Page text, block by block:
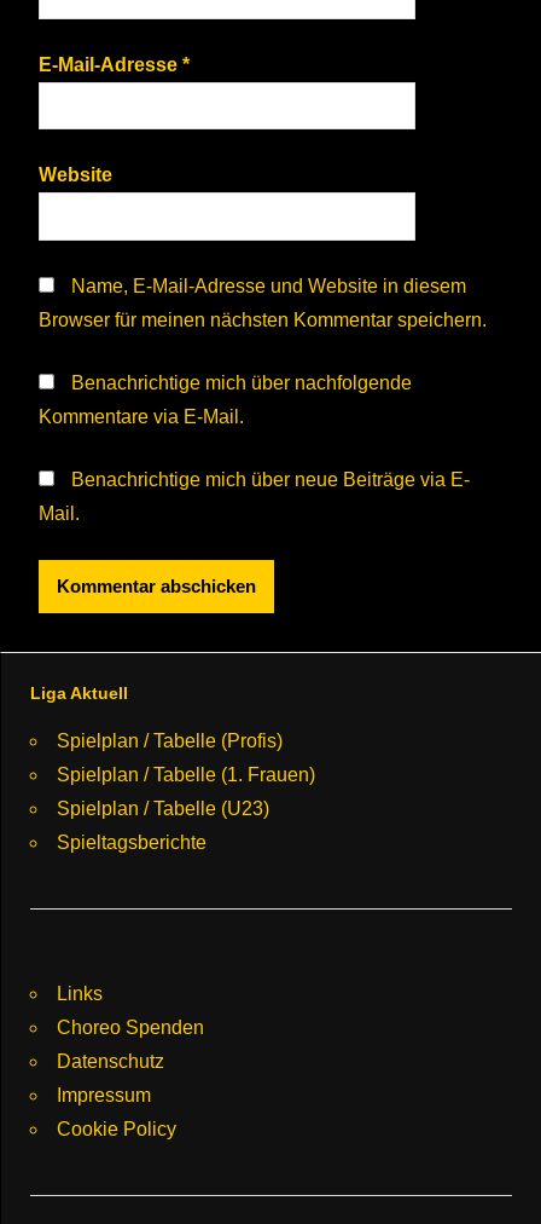
E-Mail-Adresse *
Website
Name, E-Mail-Adresse und Website in diesem
Browser für meinen nächsten Kommentar speichern.
Benachrichtige mich über nachfolgende
Kommentare via E-Mail.
Benachrichtige mich über neue Beiträge via E-
Mail.
Liga Aktuell
Spielplan / Tabelle (Profis)
Spielplan / Tabelle (1. Frauen)
Spielplan / Tabelle (U23)
Spieltagsberichte
Links
Choreo Spenden
Datenschutz
Impressum
Cookie Policy